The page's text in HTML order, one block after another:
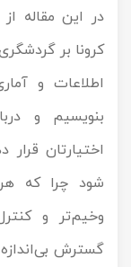
در این مقاله
کرونا بر
اطلاعات و
بنویسیم و
اختیارتان
شود چرا که
وخیم‌تر و
گسترش